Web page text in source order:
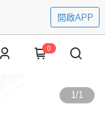
開啟APP
0
1/1